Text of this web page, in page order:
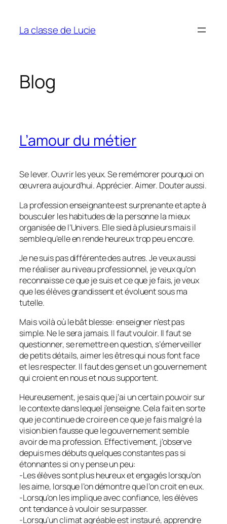
contenu
La classe de Lucie
Blog
L’amour du métier
Se lever. Ouvrir les yeux. Se remémorer pourquoi on
œuvrera aujourd’hui. Apprécier. Aimer. Douter aussi.
La profession enseignante est surprenante et apte à
bousculer les habitudes de la personne la mieux
organisée de l’Univers. Elle sied à plusieurs mais il
semble qu’elle en rende heureux trop peu encore.
Je ne suis pas différente des autres. Je veux aussi
me réaliser au niveau professionnel, je veux qu’on
reconnaisse ce que je suis et ce que je fais, je veux
que les élèves grandissent et évoluent sous ma
tutelle.
Mais voilà où le bât blesse: enseigner n’est pas
simple. Ne le sera jamais. Il faut vouloir. Il faut se
questionner, se remettre en question, s’émerveiller
de petits détails, aimer les êtres qui nous font face
et les respecter. Il faut des gens et un gouvernement
qui croient en nous et nous supportent.
Heureusement, je sais que j’ai un certain pouvoir sur
le contexte dans lequel j’enseigne. Cela fait en sorte
que je continue de croire en ce que je fais malgré la
vision bien fausse que le gouvernement semble
avoir de ma profession. Effectivement, j’observe
depuis mes débuts quelques constantes pas si
étonnantes si on y pense un peu:
-Les élèves sont plus heureux et engagés lorsqu’on
les aime, lorsque l’on démontre que l’on croit en eux.
-Lorsqu’on les implique avec confiance, les élèves
ont tendance à vouloir se surpasser.
-Lorsqu’un climat agréable est instauré, apprendre